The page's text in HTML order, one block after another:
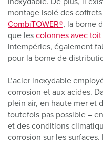
montage isolé des
CombiTOWER®, la borne
que les colonnes avec
intempéries, également
pour la borne de
L‘acier inoxydable
corrosion et aux acides.
plein air, en haute mer et
toutefois pas possible –
et des conditions
corrosion sur les